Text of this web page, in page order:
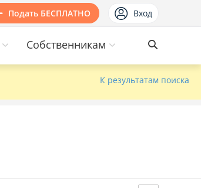
Подать БЕСПЛАТНО Вход
Собственникам
К результатам поиска